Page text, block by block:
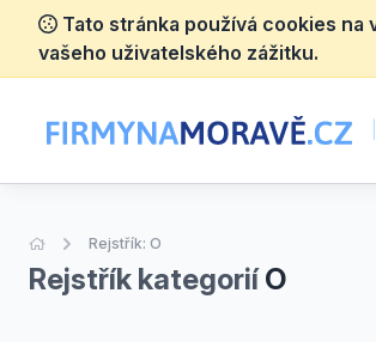
Tato stránka používá cookies na
vašeho uživatelského zážitku.
Úvodní stránka
Rejstřík: O
Rejstřík kategoriíO